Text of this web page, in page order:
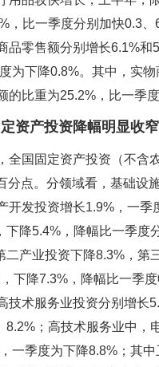
，比一季度分别加快0.3
品零售额分别增长6.1%
为下降0.8%。其中，实
的比重为25.2%，比一季
资产投资降幅明显收
全国固定资产投资（不
分点。分领域看，基础设
开发投资增长1.9%，一
下降5.4%，降幅比一季度
二产业投资下降8.3%，第
下降7.3%，降幅比一季
技术服务业投资分别增长
8.2%；高技术服务业中，
一季度为下降8.8%；其